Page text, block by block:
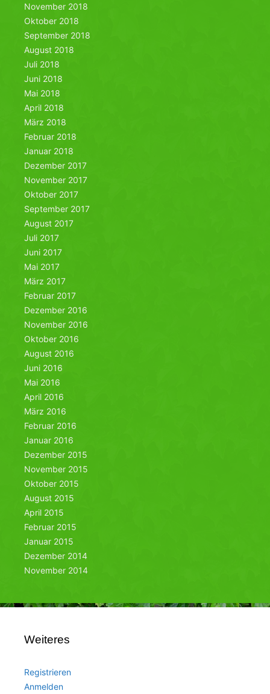
November 2018
Oktober 2018
September 2018
August 2018
Juli 2018
Juni 2018
Mai 2018
April 2018
März 2018
Februar 2018
Januar 2018
Dezember 2017
November 2017
Oktober 2017
September 2017
August 2017
Juli 2017
Juni 2017
Mai 2017
März 2017
Februar 2017
Dezember 2016
November 2016
Oktober 2016
August 2016
Juni 2016
Mai 2016
April 2016
März 2016
Februar 2016
Januar 2016
Dezember 2015
November 2015
Oktober 2015
August 2015
April 2015
Februar 2015
Januar 2015
Dezember 2014
November 2014
Weiteres
Registrieren
Anmelden